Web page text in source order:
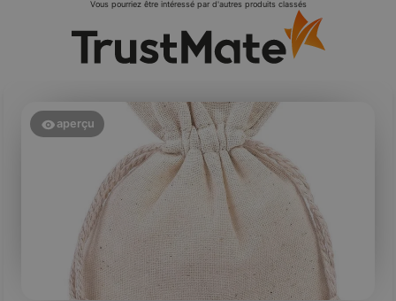
Vous pourriez être intéressé par d'autres produits classés
aperçu